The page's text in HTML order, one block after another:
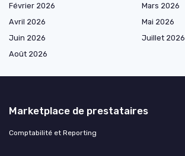
Février 2026
Mars 2026
Avril 2026
Mai 2026
Juin 2026
Juillet 2026
Août 2026
Marketplace de prestataires
Comptabilité et Reporting